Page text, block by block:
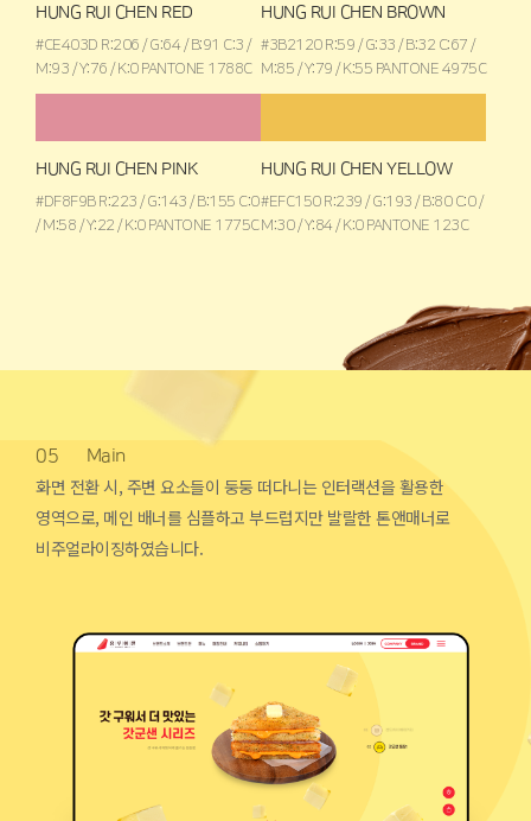
HUNG RUI CHEN RED
#CE403D R:206 / G:64 / B:91 C:3 /
M:93 / Y:76 / K:0 PANTONE 1788C
HUNG RUI CHEN BROWN
#3B2120 R:59 / G:33 / B:32 C:67 /
M:85 / Y:79 / K:55 PANTONE 4975C
HUNG RUI CHEN PINK
#DF8F9B R:223 / G:143 / B:155 C:0
/ M:58 / Y:22 / K:0 PANTONE 1775C
HUNG RUI CHEN YELLOW
#EFC150 R:239 / G:193 / B:80 C:0 /
M:30 / Y:84 / K:0 PANTONE 123C
05 Main
화면 전환 시, 주변 요소들이 둥둥 떠다니는 인터랙션을 활용한
영역으로, 메인 배너를 심플하고 부드럽지만 발랄한 톤앤매너로
비주얼라이징하였습니다.